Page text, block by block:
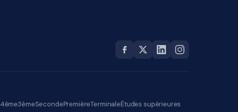
4ème3èmeSecondePremièreTerminaleÉtudes supérieures